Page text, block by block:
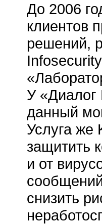
До 2006
клиентов
решений,
У «Диалог
данный
Услуга же
защитить
и от
снизить